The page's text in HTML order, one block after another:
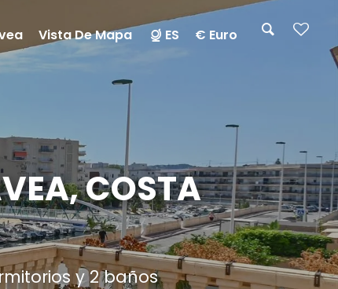
COSTA
y 2 baños
Vista De Mapa ES € Euro